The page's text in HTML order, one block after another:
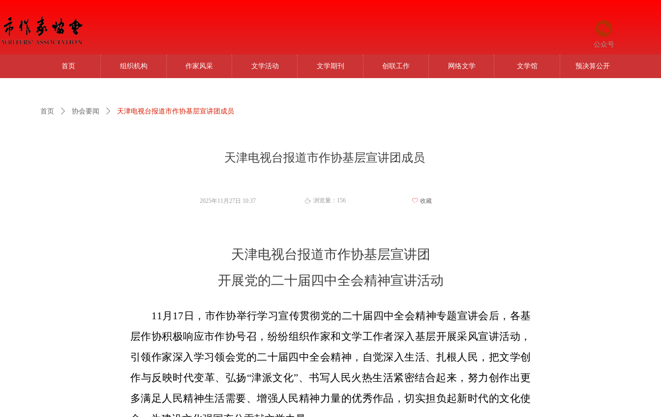
首页 组织机构 作家风采 文学活动 文学期刊 创联工作 网络文学 文学馆 预决算公开
公众号
天津电视台报道市作协基层宣讲团成员
首页 ꄲ 协会要闻 ꄲ 天津电视台报道市作协基层宣讲团成员
天津电视台报道市作协基层宣讲团
开展党的二十届四中全会精神宣讲活动
11月17日， 市作协举行学习宣传贯彻党的二十届四中全会精神专题宣讲会后，各基
层作协积极响应市作协号召，纷纷组织作家和文学工作者深入基层开展采风宣讲活动 ，
引领作家深入学习领会党的二十届四中全会精神 ， 自觉深入生活、扎根人民， 把文学创
作与反映时代变革、弘扬“津派文化”、书写人民火热生活紧密结合起来，努力创作出更
多满足人民精神生活需要、增强人民精神力量的优秀作品，切实担负起新时代的文化使
2025年11月27日 10:37 ꄘ 浏览量： 156 ꄀ 收藏